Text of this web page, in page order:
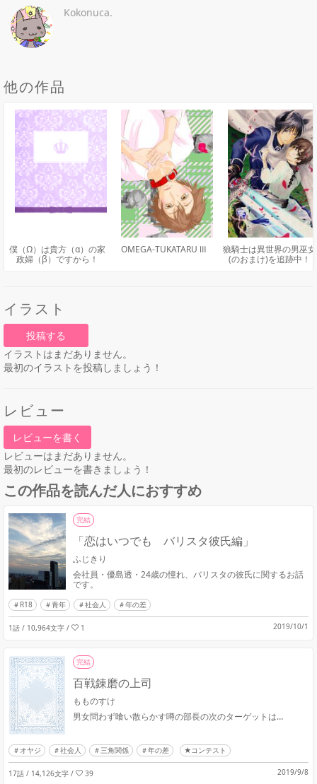
Kokonuca.
他の作品
僕（Ω）は貴方（α）の家
政婦（β）ですから！
OMEGA-TUKATARU Ⅲ
狼騎士は異世界の男巫女
(のおまけ)を追跡中！
イラスト
投稿する
イラストはまだありません。
最初のイラストを投稿しましょう！
レビュー
レビューを書く
レビューはまだありません。
最初のレビューを書きましょう！
この作品を読んだ人におすすめ
完結
「恋はいつでも バリスタ彼氏編」
ふじきり
会社員・優島透・24歳の憧れ、バリスタの彼氏に関するお話
です。
R18 青年 社会人 年の差
1話 / 10,964文字 / 1 2019/10/1
完結
百戦錬磨の上司
もものすけ
男女問わず喰い散らかす噂の部長の次のターゲットは…
オヤジ 社会人 三角関係 年の差 ★コンテスト
17話 / 14,126文字 / 39 2019/9/8